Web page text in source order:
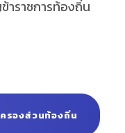
าราชการท้องถิ่น
รองส่วนท้องถิ่น